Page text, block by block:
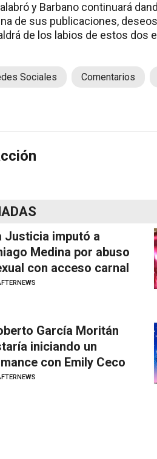
y Barbano continuará
de sus publicaciones,
de los labios de estos dos
Sociales Comentarios
Justicia imputó a
Medina por abuso
con acceso carnal
García Moritán
iniciando un
con Emily Ceco